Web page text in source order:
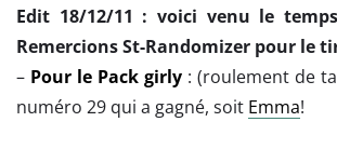
Edit 18/12/11 : voici venu le
Remercions St-Randomizer pour le
– Pour le Pack girly : (roulement de
numéro 29 qui a gagné, soit Emma!